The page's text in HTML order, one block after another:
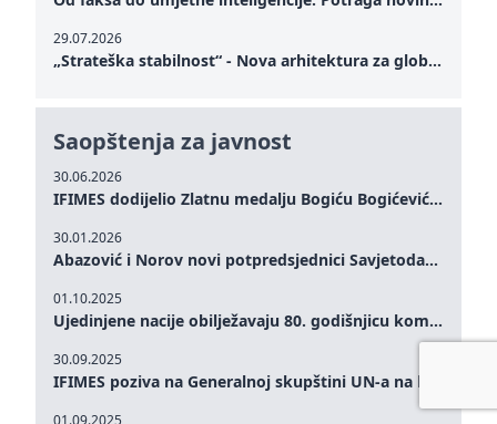
Saopštenja za javnost
30.06.2026
IFIMES dodijelio Zlatnu medalju Bogiću Bogićeviću za izuzetan doprinos demokratskim vrijednostima i miru
30.01.2026
Abazović i Norov novi potpredsjednici Savjetodavnog odbora IFIMES-a
01.10.2025
Ujedinjene nacije obilježavaju 80. godišnjicu komemoracijom na visokom nivou: Eileen Dong predstavlja IFIMES u oblasti ženskog liderstva, unapređenja mira, pravde, rodne ravnopravnosti i održivog razvoja
30.09.2025
01.09.2025
29.07.2026
„Strateška stabilnost“ - Nova arhitektura za globalnu saradnju